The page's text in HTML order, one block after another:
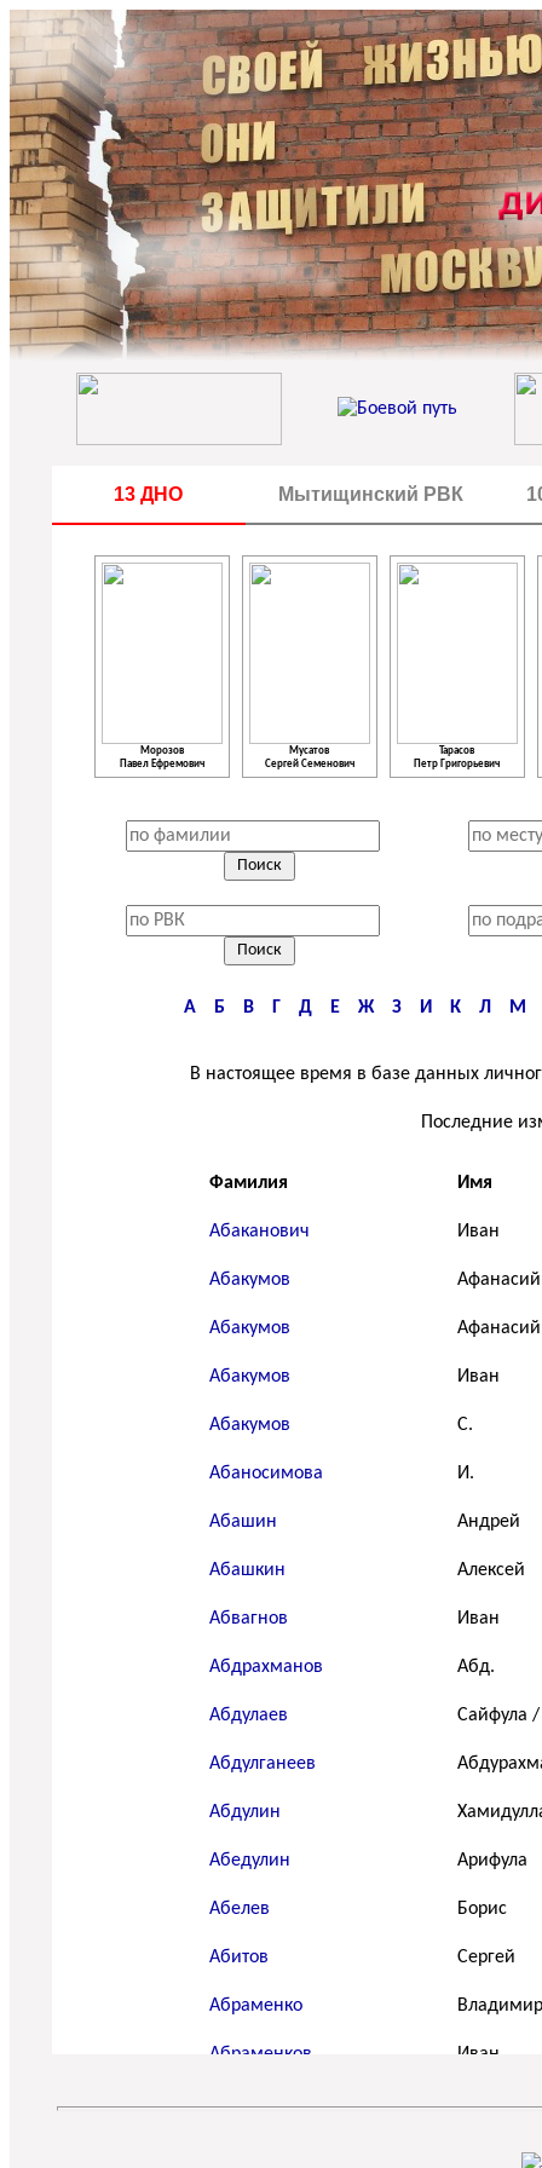
13 ДНО Мытищинский РВК
Морозов
Павел Ефремович
Мусатов
Сергей Семенович
Тарасов
Петр Григорьевич
А Б В Г Д Е Ж З И К Л М
В настоящее время в базе данных
Последние
Фамилия Имя
Абаканович Иван
Абакумов Афанасий
Абакумов Афанасий
Абакумов Иван
Абакумов С.
Абаносимова И.
Абашин Андрей
Абашкин Алексей
Абвагнов Иван
Абдрахманов Абд.
Абдулаев Сайфула
Абдулганеев
Абдулин
Абедулин Арифула
Абелев Борис
Абитов Сергей
Абраменко Владимир
Абраменков Иван
Абрамидзе Иван